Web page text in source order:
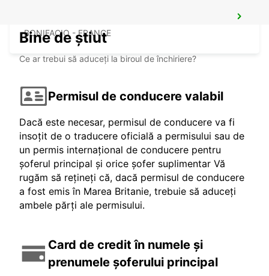
BONIFACIO - FRANCE
Bine de știut
Ce ar trebui să aduceți la biroul de închiriere?
Permisul de conducere valabil
Dacă este necesar, permisul de conducere va fi
insoțit de o traducere oficială a permisului sau de
un permis internațional de conducere pentru
șoferul principal și orice șofer suplimentar Vă
rugăm să rețineți că, dacă permisul de conducere
a fost emis în Marea Britanie, trebuie să aduceți
ambele părți ale permisului.
Card de credit în numele și
prenumele șoferului principal